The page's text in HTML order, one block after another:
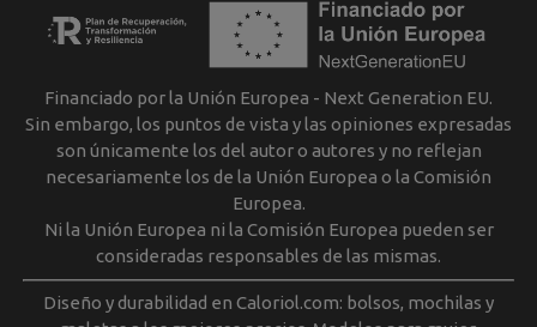
Financiado por la Unión Europea - Next Generation EU.
Sin embargo, los puntos de vista y las opiniones expresadas
son únicamente los del autor o autores y no reflejan
necesariamente los de la Unión Europea o la Comisión
Europea.
Ni la Unión Europea ni la Comisión Europea pueden ser
consideradas responsables de las mismas.
Diseño y durabilidad en Caloriol.com: bolsos, mochilas y